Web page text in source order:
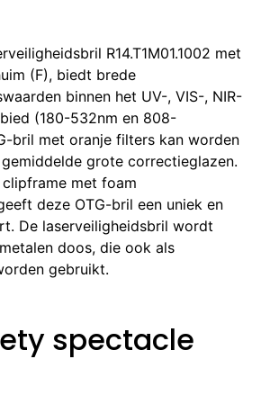
R14.T1M01.1002 met
(F), biedt brede
binnen het UV-, VIS-, NIR-
(180-532nm en 808-
bril met oranje filters kan worden
grote correctieglazen.
met foam
deze OTG-bril een uniek en
De laserveiligheidsbril wordt
doos, die ook als
gebruikt.
spectacle